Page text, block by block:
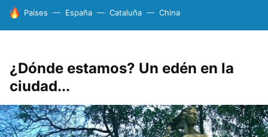
HOY SE HABLA DE
Países España Cataluña China
¿Dónde estamos? Un edén en la
ciudad...